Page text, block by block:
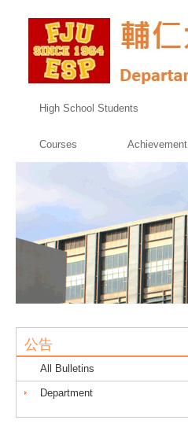
High School Students
Courses Achievement
公告
All Bulletins
Department